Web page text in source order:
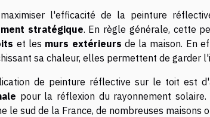
l'efficacité de la peinture
stratégique. En règle générale, cette
et les murs extérieurs de la maison. En
sa chaleur, elles permettent de garder
de peinture réflective sur le toit est
pour la réflexion du rayonnement
le sud de la France, de nombreuses maisons